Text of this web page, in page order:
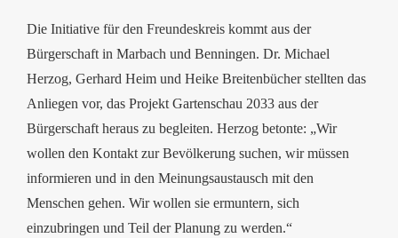
Die Initiative für den Freundeskreis kommt aus der
Bürgerschaft in Marbach und Benningen. Dr. Michael
Herzog, Gerhard Heim und Heike Breitenbücher stellten das
Anliegen vor, das Projekt Gartenschau 2033 aus der
Bürgerschaft heraus zu begleiten. Herzog betonte: „Wir
wollen den Kontakt zur Bevölkerung suchen, wir müssen
informieren und in den Meinungsaustausch mit den
Menschen gehen. Wir wollen sie ermuntern, sich
einzubringen und Teil der Planung zu werden.“